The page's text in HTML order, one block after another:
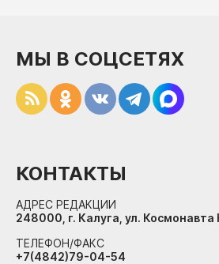
МЫ В СОЦСЕТЯХ
КОНТАКТЫ
АДРЕС РЕДАКЦИИ
248000, г. Калуга, ул.
ТЕЛЕФОН/ФАКС
+7(4842)79-04-54